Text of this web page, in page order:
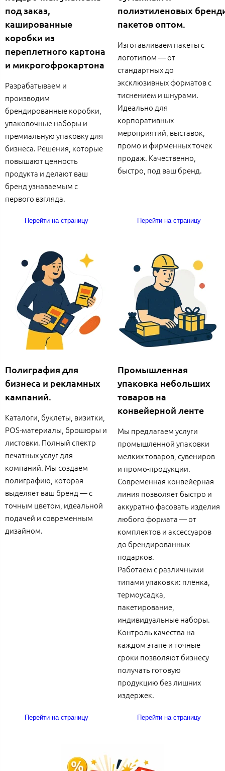
под заказ,
кашированные
коробки из
переплетного картона
и микрогофрокартона
Разрабатываем и
производим
брендированные коробки,
упаковочные наборы и
премиальную упаковку для
бизнеса. Решения, которые
повышают ценность
продукта и делают ваш
бренд узнаваемым с
первого взгляда.
Перейти на страницу
полиэтиленовых
пакетов оптом.
Изготавливаем пакеты с
логотипом — от
стандартных до
эксклюзивных форматов с
тиснением и шнурами.
Идеально для
корпоративных
мероприятий, выставок,
промо и фирменных точек
продаж. Качественно,
быстро, под ваш бренд.
Перейти на страницу
Полиграфия для
бизнеса и рекламных
кампаний.
Каталоги, буклеты, визитки,
POS-материалы, брошюры и
листовки. Полный спектр
печатных услуг для
компаний. Мы создаём
полиграфию, которая
выделяет ваш бренд — с
точным цветом, идеальной
подачей и современным
дизайном.
Перейти на страницу
Промышленная
упаковка небольших
товаров на
конвейерной ленте
Мы предлагаем услуги
промышленной упаковки
мелких товаров, сувениров
и промо-продукции.
Современная конвейерная
линия позволяет быстро и
аккуратно фасовать изделия
любого формата — от
комплектов и аксессуаров
до брендированных
подарков.
Работаем с различными
типами упаковки: плёнка,
термоусадка,
пакетирование,
индивидуальные наборы.
Контроль качества на
каждом этапе и точные
сроки позволяют бизнесу
получать готовую
продукцию без лишних
издержек.
Перейти на страницу